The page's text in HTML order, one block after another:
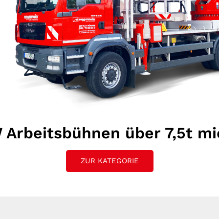
Arbeitsbühnen über 7,5t
ZUR KATEGORIE